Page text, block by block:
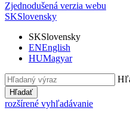
Zjednodušená verzia webu
SKSlovensky
SKSlovensky
ENEnglish
HUMagyar
Hľadať
rozšírené vyhľadávanie